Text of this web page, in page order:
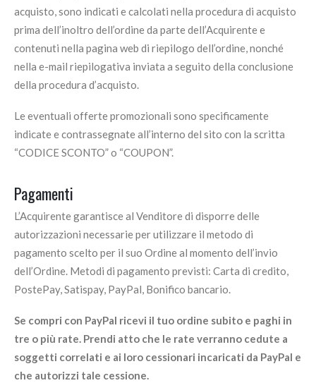
acquisto, sono indicati e calcolati nella procedura di acquisto
prima dell’inoltro dell’ordine da parte dell’Acquirente e
contenuti nella pagina web di riepilogo dell’ordine, nonché
nella e-mail riepilogativa inviata a seguito della conclusione
della procedura d’acquisto.
Le eventuali offerte promozionali sono specificamente
indicate e contrassegnate all’interno del sito con la scritta
“CODICE SCONTO” o “COUPON”.
Pagamenti
L’Acquirente garantisce al Venditore di disporre delle
autorizzazioni necessarie per utilizzare il metodo di
pagamento scelto per il suo Ordine al momento dell’invio
dell’Ordine. Metodi di pagamento previsti: Carta di credito,
PostePay, Satispay, PayPal, Bonifico bancario.
Se compri con PayPal ricevi il tuo ordine subito e paghi in
tre o più rate. Prendi atto che le rate verranno cedute a
soggetti correlati e ai loro cessionari incaricati da PayPal e
che autorizzi tale cessione.